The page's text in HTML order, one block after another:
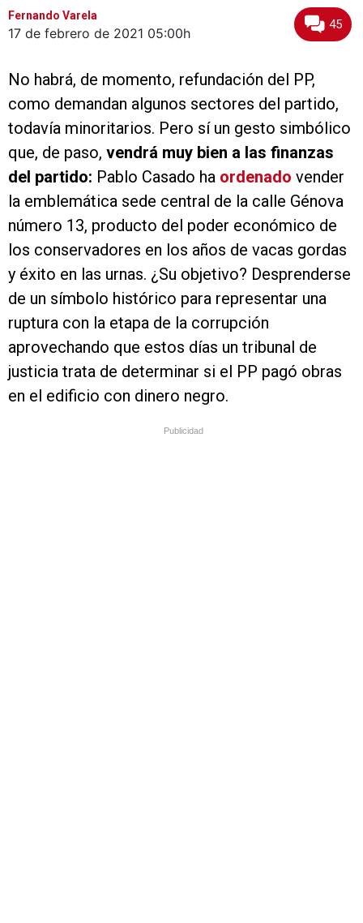
Fernando Varela
17 de febrero de 2021 05:00h
45
No habrá, de momento, refundación del PP,
como demandan algunos sectores del partido,
todavía minoritarios. Pero sí un gesto simbólico
que, de paso, vendrá muy bien a las finanzas
del partido: Pablo Casado ha ordenado vender
la emblemática sede central de la calle Génova
número 13, producto del poder económico de
los conservadores en los años de vacas gordas
y éxito en las urnas. ¿Su objetivo? Desprenderse
de un símbolo histórico para representar una
ruptura con la etapa de la corrupción
aprovechando que estos días un tribunal de
justicia trata de determinar si el PP pagó obras
en el edificio con dinero negro.
Publicidad